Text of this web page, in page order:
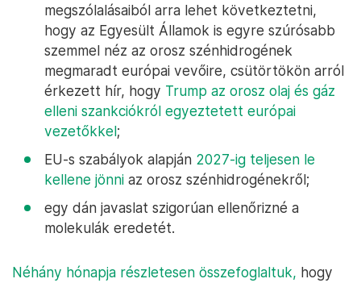
megszólalásaiból arra lehet következtetni,
hogy az Egyesült Államok is egyre szúrósabb
szemmel néz az orosz szénhidrogének
megmaradt európai vevőire, csütörtökön arról
érkezett hír, hogy Trump az orosz olaj és gáz
elleni szankciókról egyeztetett európai
vezetőkkel;
EU-s szabályok alapján 2027-ig teljesen le
kellene jönni az orosz szénhidrogénekről;
egy dán javaslat szigorúan ellenőrizné a
molekulák eredetét.
Néhány hónapja részletesen összefoglaltuk, hogy